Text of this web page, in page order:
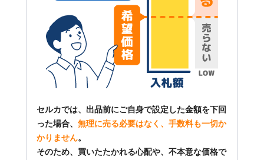
セルカでは、出品前にご自身で設定した金額を下回
った場合、 無理に売る必要はなく、手数料も一切か
かりません。
そのため、買いたたかれる心配や、不本意な価格で